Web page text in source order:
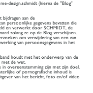
design.schmidt (hierna de "Blog"
aan de
persoonlijke gegevens bevatten die
en verwerkt door SCHMIDT, de
zolang ze op de Blog verschijnen.
om verwijdering van een van
van persoonsgegevens in het
houdt met het onderwerp van de
met de wet.
overeenstemming zijn met zijn doel.
of pornografische inhoud is
van het bericht, foto en/of video